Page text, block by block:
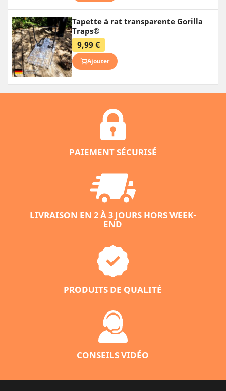
Tapette à rat transparente Gorilla
Traps®
9,99 €
Ajouter
PAIEMENT SÉCURISÉ
LIVRAISON EN 2 À 3 JOURS HORS WEEK-
END
PRODUITS DE QUALITÉ
CONSEILS VIDÉO